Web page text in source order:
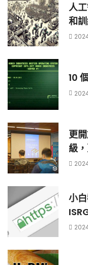
人
和
10
更
級
小